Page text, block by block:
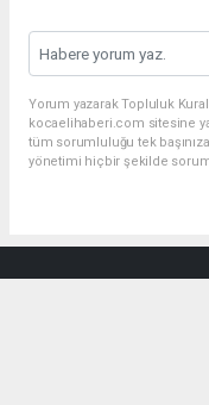
Yorum yazarak Topluluk
kocaelihaberi.com sitesine
tüm sorumluluğu tek
yönetimi hiçbir şekilde